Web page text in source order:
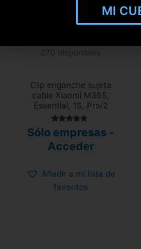
270 disponibles
Clip enganche sujeta
cable Xiaomi M365,
Essential, 1S, Pro/2
con
de 5
Sólo empresas -
Acceder
Añadir a mi lista de
favoritos
MI